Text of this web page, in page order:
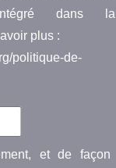
intégré dans la
plus :
politique-de-
et de façon